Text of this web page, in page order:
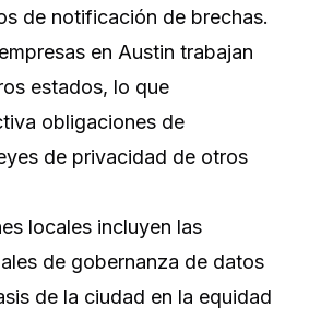
de notificación de brechas.
en Austin trabajan
estados, lo que
obligaciones de
de privacidad de otros
locales incluyen las
de gobernanza de datos
de la ciudad en la equidad